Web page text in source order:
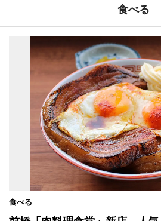
食べる
食べる